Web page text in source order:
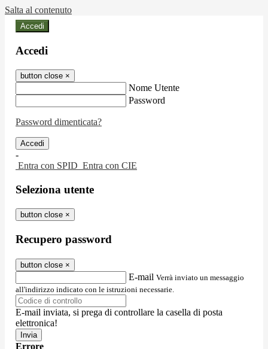
Salta al contenuto
Accedi
Accedi
button close ×
Nome Utente
Password
Password dimenticata?
-
Entra con SPID Entra con CIE
Seleziona utente
button close ×
Recupero password
button close ×
E-mail Verrà inviato un messaggio
all'indirizzo indicato con le istruzioni necessarie.
E-mail inviata, si prega di controllare la casella di posta
elettronica!
Errore